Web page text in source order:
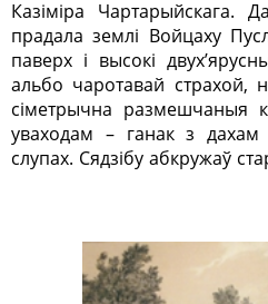
Казіміра Чартарыйскага.
прадала землі Войцаху
паверх і высокі
альбо чаротавай страхой,
сіметрычна размешчаныя
уваходам – ганак з
слупах. Сядзібу абкружаў